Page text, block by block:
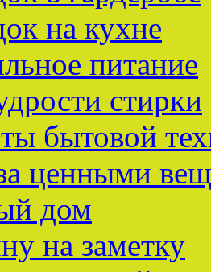
на кухне
питание
стирки
бытовой
ценными
дом
на заметку